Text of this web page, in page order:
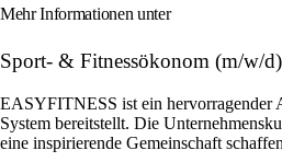
Mehr Informationen unter
Sport- & Fitnessökonom (m/w/
EASYFITNESS ist ein hervorragender
System bereitstellt. Die
eine inspirierende Gemeinschaft